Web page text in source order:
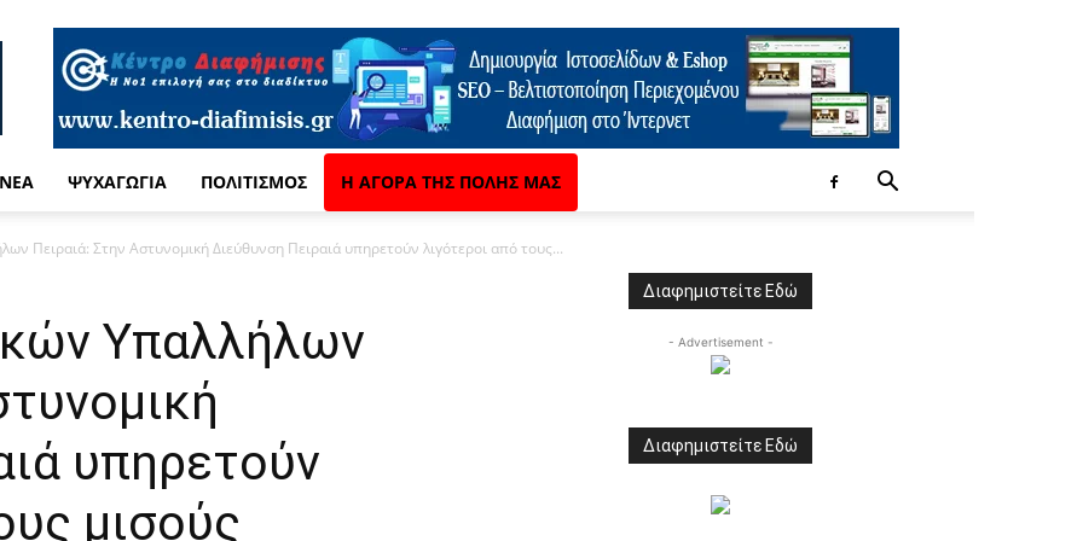
ΨΥΧΑΓΩΓΊΑ ΠΟΛΙΤΙΣΜΌΣ Η ΑΓΟΡΆ ΤΗΣ ΠΌΛΗΣ ΜΑΣ
Πειραιά: Στην Αστυνομική Διεύθυνση Πειραιά υπηρετούν λιγότεροι από τους...
Υπαλλήλων
υπηρετούν
μισούς
Διαφημιστείτε Εδώ
- Advertisement -
Διαφημιστείτε Εδώ